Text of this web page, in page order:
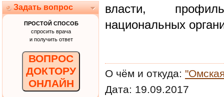
Задать вопрос
ПРОСТОЙ СПОСОБ
спросить врача
и получить ответ
ВОПРОС
ДОКТОРУ
ОНЛАЙН
власти,
национальных
О чём и откуда:
Дата: 19.09.2017